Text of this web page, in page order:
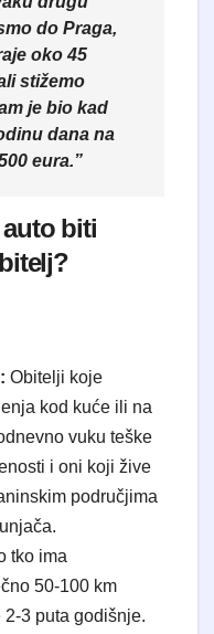
do Praga,
oko 45
stižemo
je bio kad
dana na
eura.”
auto biti
Obitelji koje
kod kuće ili na
vuku teške
i oni koji žive
područjima
tko ima
50-100 km
3 puta godišnje.